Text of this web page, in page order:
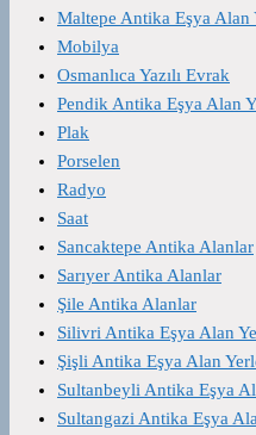
Maltepe Antika Eşya Alan
Mobilya
Osmanlıca Yazılı Evrak
Pendik Antika Eşya Alan
Plak
Porselen
Radyo
Saat
Sancaktepe Antika Alanlar
Sarıyer Antika Alanlar
Şile Antika Alanlar
Silivri Antika Eşya Alan
Şişli Antika Eşya Alan
Sultanbeyli Antika Eşya
Sultangazi Antika Eşya